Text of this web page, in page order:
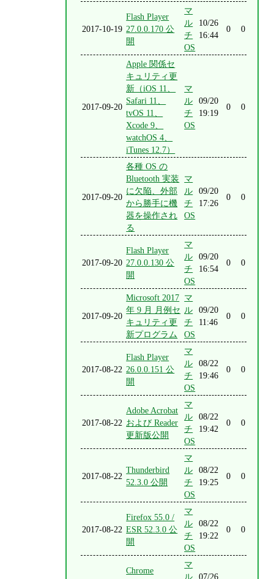
2017-10-19
Flash Player
27.0.0.170 公
開
マ
ル
チ
OS
10/26
16:44
0 0
2017-09-20
Apple 関係セ
キュリティ更
新（iOS 11、
Safari 11、
tvOS 11、
Xcode 9、
watchOS 4、
iTunes 12.7）
マ
ル
チ
OS
09/20
19:19
0 0
2017-09-20
各種 OS の
Bluetooth 実装
に欠陥、外部
から勝手に機
器を操作され
る
マ
ル
チ
OS
09/20
17:26
0 0
2017-09-20
Flash Player
27.0.0.130 公
開
マ
ル
チ
OS
09/20
16:54
0 0
2017-09-20
Microsoft 2017
年 9 月 月例セ
キュリティ更
新プログラム
マ
ル
チ
OS
09/20
11:46
0 0
2017-08-22
Flash Player
26.0.0.151 公
開
マ
ル
チ
OS
08/22
19:46
0 0
2017-08-22
Adobe Acrobat
および Reader
更新版公開
マ
ル
チ
OS
08/22
19:42
0 0
2017-08-22
Thunderbird
52.3.0 公開
マ
ル
チ
OS
08/22
19:25
0 0
2017-08-22
Firefox 55.0 /
ESR 52.3.0 公
開
マ
ル
チ
OS
08/22
19:22
0 0
Chrome
マ
ル
07/26